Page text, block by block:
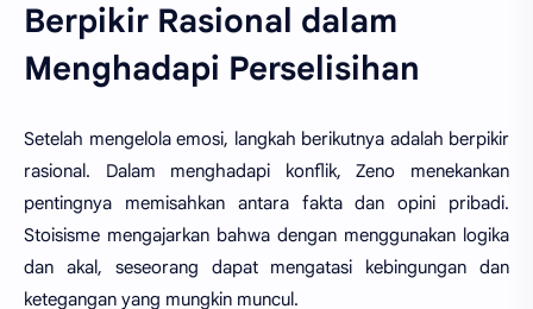
Berpikir Rasional dalam
Menghadapi Perselisihan
Setelah mengelola emosi, langkah berikutnya adalah berpikir
rasional. Dalam menghadapi konflik, Zeno menekankan
pentingnya memisahkan antara fakta dan opini pribadi.
Stoisisme mengajarkan bahwa dengan menggunakan logika
dan akal, seseorang dapat mengatasi kebingungan dan
ketegangan yang mungkin muncul.